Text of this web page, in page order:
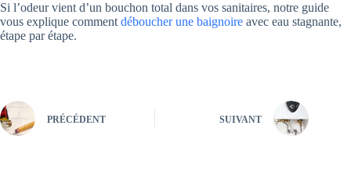
Si l’odeur vient d’un bouchon total dans vos sanitaires, notre guide
vous explique comment déboucher une baignoire avec eau stagnante,
étape par étape.
PRÉCÉDENT SUIVANT